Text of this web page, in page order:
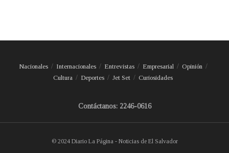
Nacionales Internacionales Entrevistas Empresarial
Opinión
Cultura
Deportes Jet Set Curiosidades
Contáctanos: 2246-0616
© 2024 Diario La Página - Noticias de El Salvador